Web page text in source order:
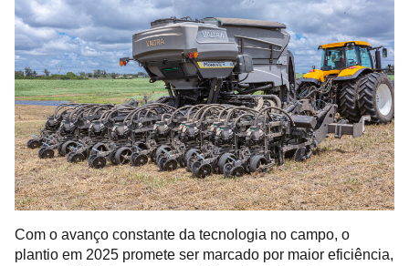
Com o avanço constante da tecnologia no campo, o
plantio em 2025 promete ser marcado por maior eficiência,